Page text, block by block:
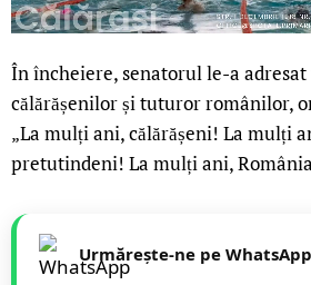
În încheiere, senatorul le-a
călărășenilor și tuturor românilor,
„La mulți ani, călărășeni! La mulți
pretutindeni! La mulți ani,
Urmărește-ne pe